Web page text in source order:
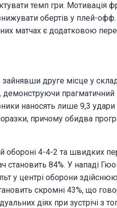
темп гри. Мотивація
обертів у плей-
матчах є додатковою
друге місце у
демонструючи
наносять лише 9,3 удари
причому обидва
обороні 4-4-2 та швидких
становить 84%. У нападі
у центрі оборони
скромні 43%, що
діях при зустрічі з